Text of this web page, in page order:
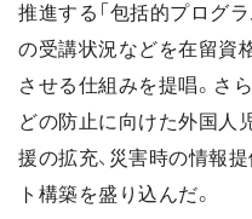
推進する「包括的プログ
の受講状況などを在留資
させる仕組みを提唱。さ
どの防止に向けた外国人
援の拡充、災害時の情報
ト構築を盛り込んだ。